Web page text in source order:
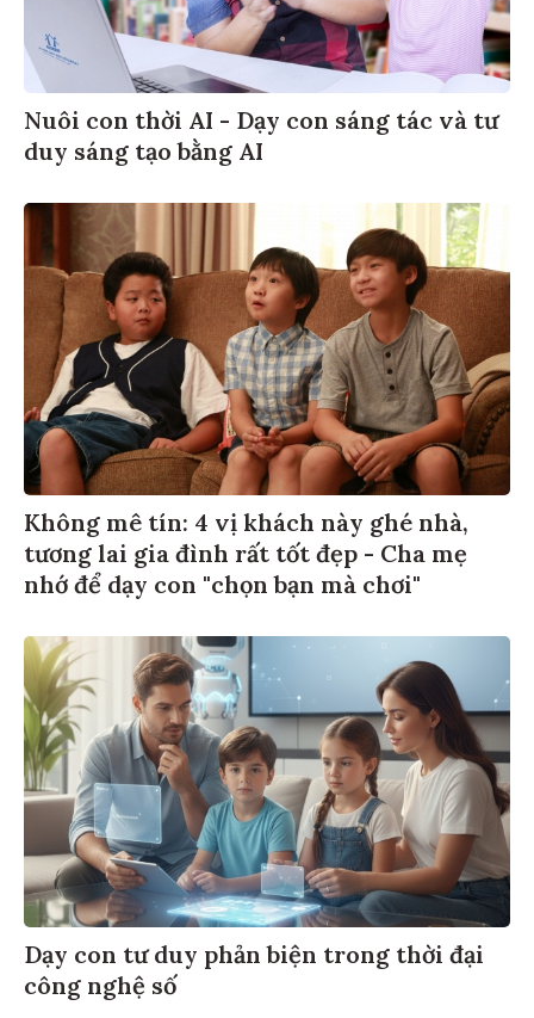
Nuôi con thời AI - Dạy con sáng tác và tư
duy sáng tạo bằng AI
Không mê tín: 4 vị khách này ghé nhà,
tương lai gia đình rất tốt đẹp - Cha mẹ
nhớ để dạy con "chọn bạn mà chơi"
Dạy con tư duy phản biện trong thời đại
công nghệ số